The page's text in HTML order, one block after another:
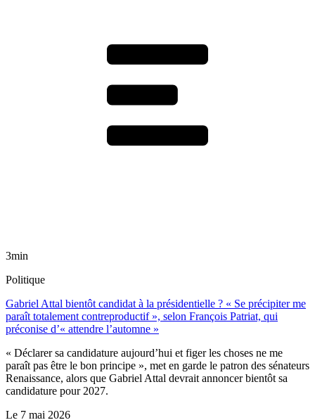
3min
Politique
Gabriel Attal bientôt candidat à la présidentielle ? « Se précipiter me
paraît totalement contreproductif », selon François Patriat, qui
préconise d’« attendre l’automne »
« Déclarer sa candidature aujourd’hui et figer les choses ne me
paraît pas être le bon principe », met en garde le patron des sénateurs
Renaissance, alors que Gabriel Attal devrait annoncer bientôt sa
candidature pour 2027.
Le 7 mai 2026